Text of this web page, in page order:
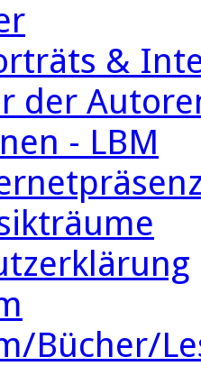
&
der
- LBM
Bücher/